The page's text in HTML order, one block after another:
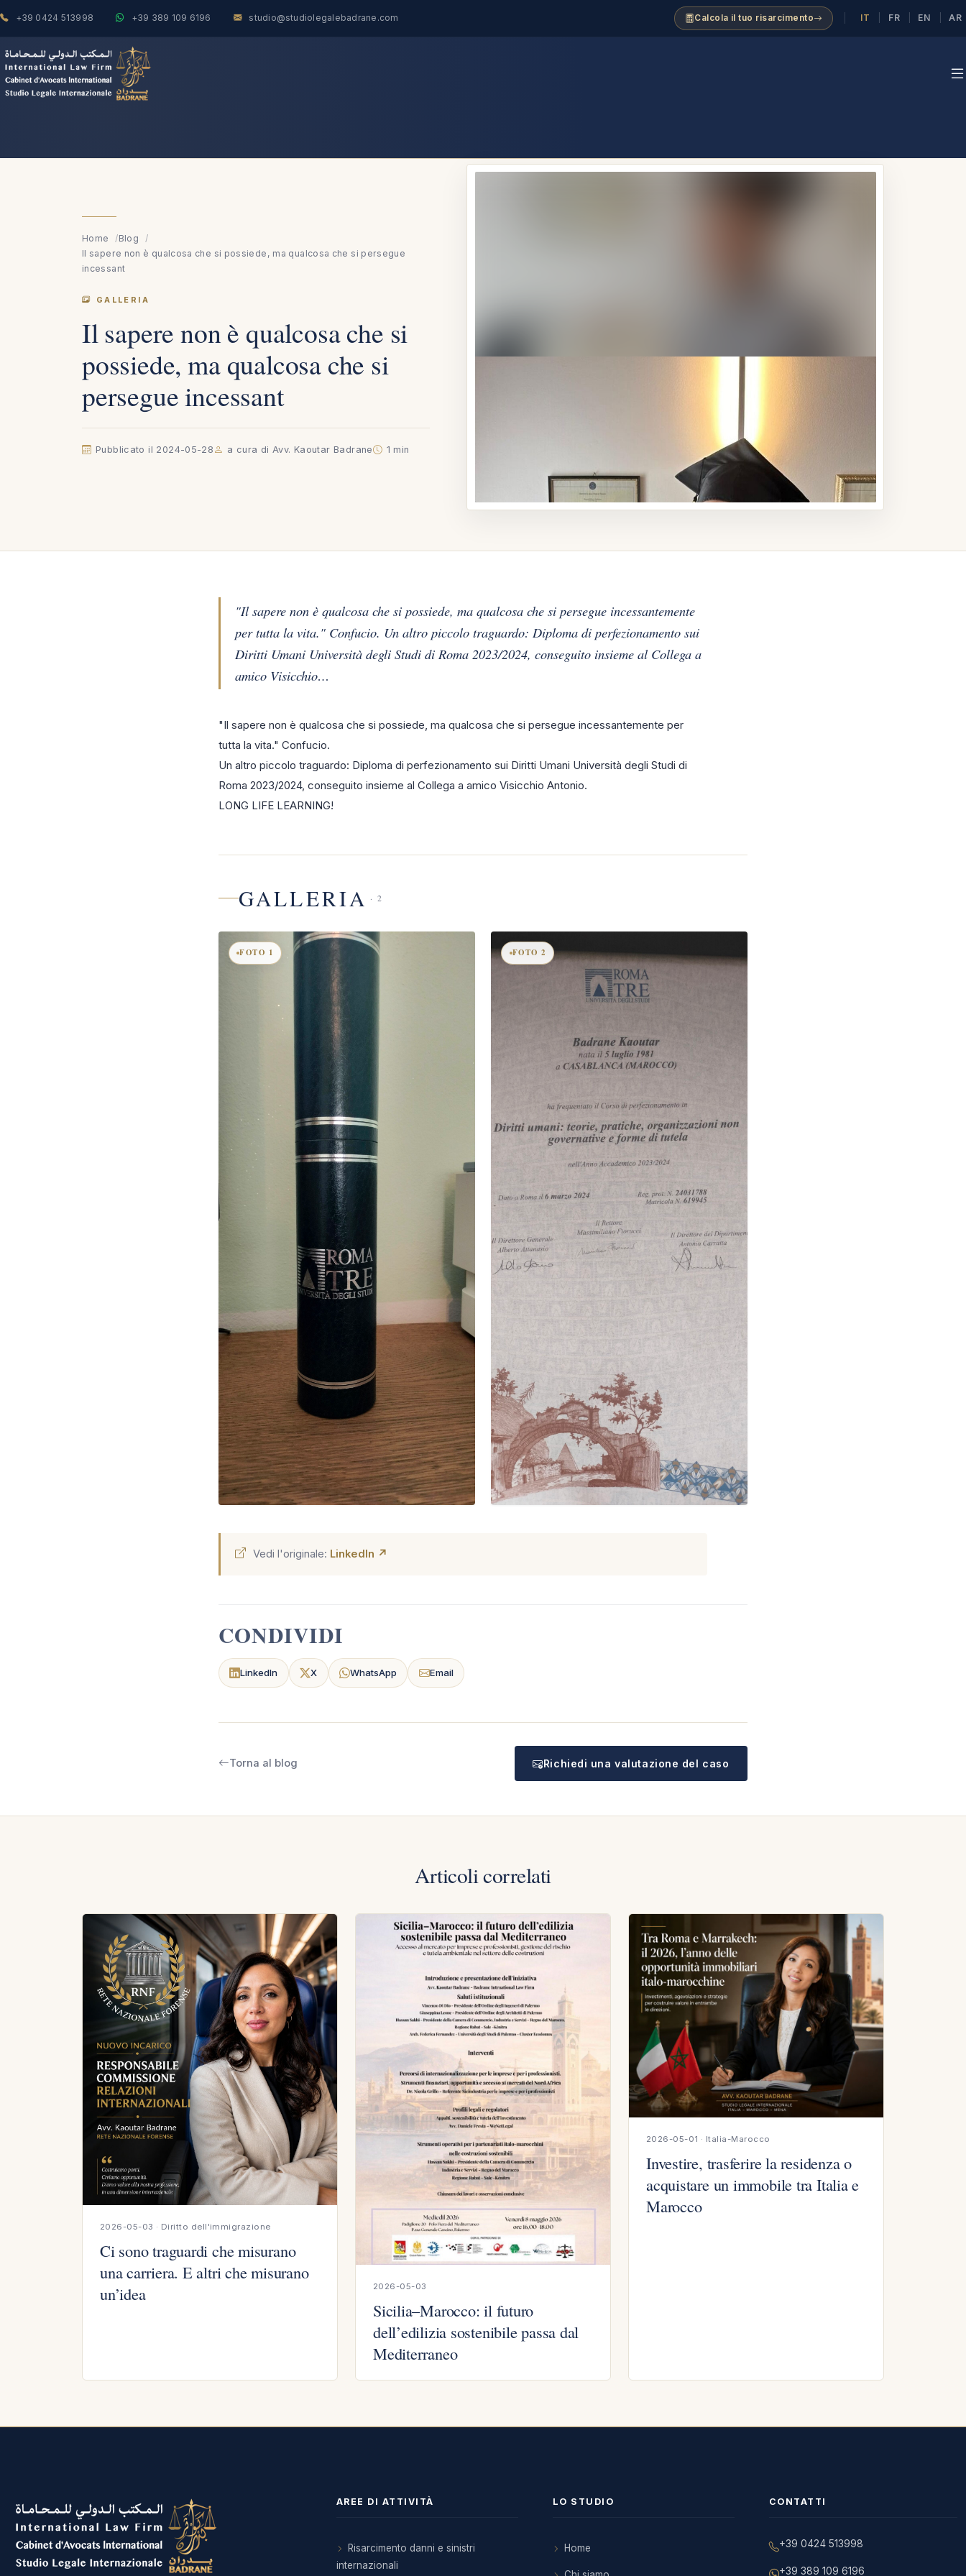
+39 0424 513998 +39 389 109 6196 studio@studiolegalebadrane.com Calcola il tuo risarcimento IT FR EN AR
Home
Blog
Il sapere non è qualcosa che si possiede, ma qualcosa che si persegue
incessant
GALLERIA
Il sapere non è qualcosa che si
possiede, ma qualcosa che si
persegue incessant
Pubblicato il 2024-05-28 a cura di Avv. Kaoutar Badrane 1 min
"Il sapere non è qualcosa che si possiede, ma qualcosa che si persegue incessantemente
per tutta la vita." Confucio. Un altro piccolo traguardo: Diploma di perfezionamento sui
Diritti Umani Università degli Studi di Roma 2023/2024, conseguito insieme al Collega a
amico Visicchio…
"Il sapere non è qualcosa che si possiede, ma qualcosa che si persegue incessantemente per
tutta la vita." Confucio.
Un altro piccolo traguardo: Diploma di perfezionamento sui Diritti Umani Università degli Studi di
Roma 2023/2024, conseguito insieme al Collega a amico Visicchio Antonio.
LONG LIFE LEARNING!
GALLERIA · 2
FOTO 1 FOTO 2
Vedi l'originale: LinkedIn ↗
CONDIVIDI
LinkedIn X WhatsApp Email
Torna al blog Richiedi una valutazione del caso
Articoli correlati
2026-05-03 · Diritto dell'immigrazione
Ci sono traguardi che misurano
una carriera. E altri che misurano
un’idea
2026-05-03
Sicilia–Marocco: il futuro
dell’edilizia sostenibile passa dal
Mediterraneo
2026-05-01 · Italia-Marocco
Investire, trasferire la residenza o
acquistare un immobile tra Italia e
Marocco
AREE DI ATTIVITÀ
Risarcimento danni e sinistri
internazionali
LO STUDIO
Home
CONTATTI
+39 0424 513998
+39 389 109 6196